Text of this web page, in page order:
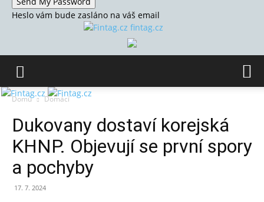
Heslo vám bude zasláno na váš email
fintag.cz
Domů Domácí
Dukovany dostaví korejská
KHNP. Objevují se první spory
a pochyby
17. 7. 2024